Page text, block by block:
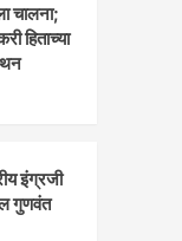
चालना;
हिताच्या
इंग्रजी
गुणवंत